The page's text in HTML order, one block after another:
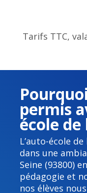
Tarifs TTC,
permis
école de
L’auto-école
dans une
Seine (93800)
pédagogie et
nos élèves